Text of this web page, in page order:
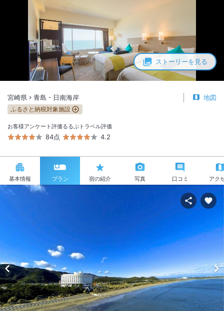
ストーリーを見る
宮崎県 青島・日南海岸 地図
ふるさと納税対象施設
お客様アンケート評価
84点
るるぶトラベル評価
4.2
基本情報 プラン 宿の紹介 写真 口コミ アク